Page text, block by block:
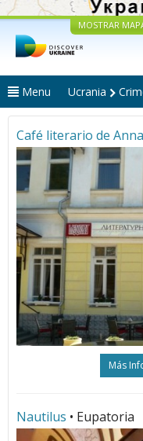
MOSTRAR
Menu Ucrania
Café literario de
Más
Nautilus • Eupatoria